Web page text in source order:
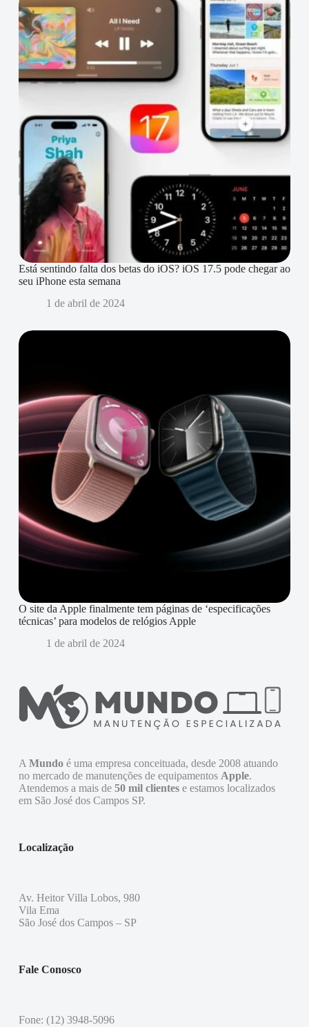
Está sentindo falta dos betas do iOS? iOS 17.5 pode chegar ao
seu iPhone esta semana
1 de abril de 2024
O site da Apple finalmente tem páginas de ‘especificações
técnicas’ para modelos de relógios Apple
1 de abril de 2024
A Mundoé uma empresa conceituada, desde 2008 atuando
no mercado de manutenções de equipamentos Apple.
Atendemos a mais de 50 mil clientese estamos localizados
em São José dos Campos SP.
Localização
Av. Heitor Villa Lobos, 980
Vila Ema
São José dos Campos – SP
Fale Conosco
Fone: (12) 3948-5096